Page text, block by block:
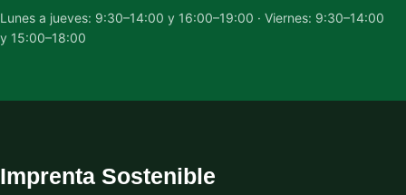
Lunes a jueves: 9:30–14:00 y 16:00–19:00 · Viernes: 9:30–14:00
y 15:00–18:00
Imprenta Sostenible